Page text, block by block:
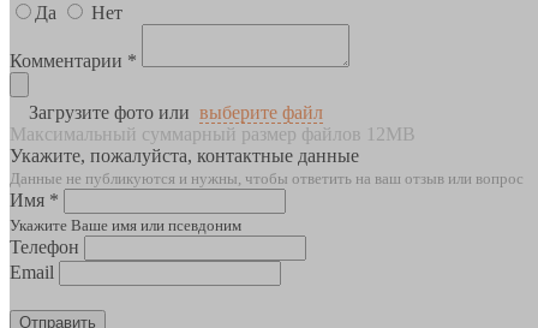
Да
Нет
Комментарии *
Загрузите фото или выберите файл
Максимальный суммарный размер файлов 12MB
Укажите, пожалуйста, контактные данные
Данные не публикуются и нужны, чтобы ответить на ваш отзыв или вопрос
Имя *
Укажите Ваше имя или псевдоним
Телефон
Email
Отправить